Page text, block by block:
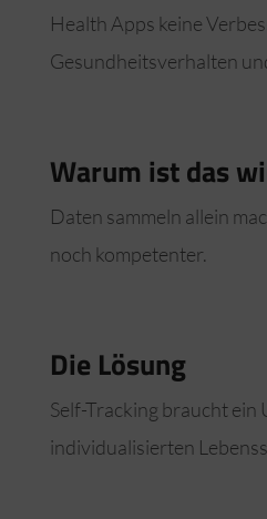
Health Apps keine
Gesundheitsverhalten
Warum ist das
Daten sammeln allein
noch kompetenter.
Die Lösung
Self-Tracking braucht ein
individualisierten